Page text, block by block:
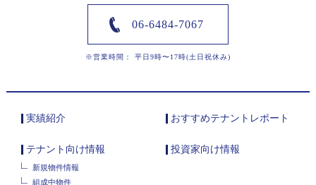
06-6484-7067
※営業時間： 平日9時〜17時(土日祝休み)
実績紹介 おすすめテナントレポート
テナント向け情報
新規物件情報
組成中物件
投資家向け情報